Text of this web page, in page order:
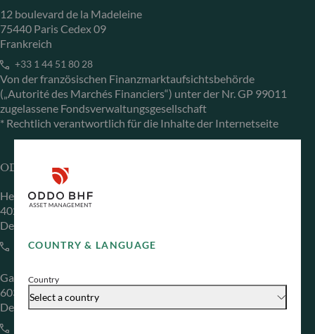
COUNTRY & LANGUAGE
Country
Select a country
12 boulevard de la Madeleine
75440 Paris Cedex 09
Frankreich
+33 1 44 51 80 28
Von der französischen Finanzmarktaufsichtsbehörde
(„Autorité des Marchés Financiers“) unter der Nr. GP 99011
zugelassene Fondsverwaltungsgesellschaft
* Rechtlich verantwortlich für die Inhalte der Internetseite
ODDO BHF Asset Management GmbH
Herzogstraße 15
40217 Düsseldorf
Deutschland
+49 (0) 211 239 24 01
Gallusanlage 8
60329 Frankfurt am Main
Deutschland